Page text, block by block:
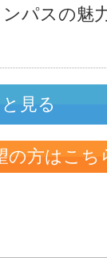
パスの魅
見る
の方はこち